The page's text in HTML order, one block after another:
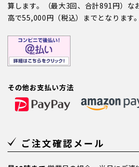
算します。（最大3回、合計891円）な
高で55,000円（税込）までとなります。
その他お支払い方法
ご注文確認メール